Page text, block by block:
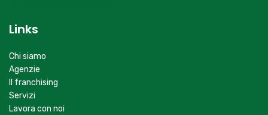
Links
Chi siamo
Agenzie
Il franchising
Servizi
Lavora con noi